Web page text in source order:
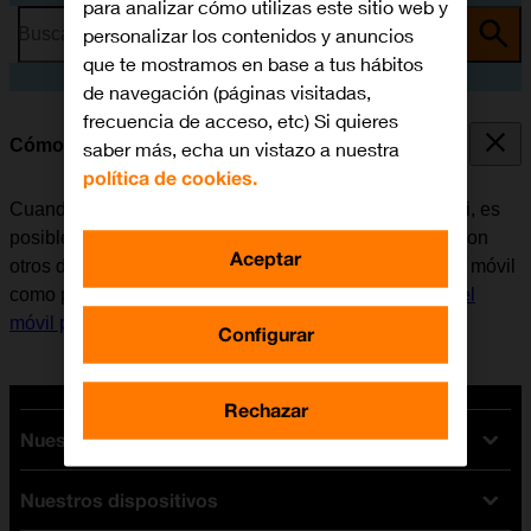
Busca por problema o tema
Cómo utilizar el móvil como punto de acceso Wi-Fi
Cuando se utiliza el móvil como punto de acceso Wi-Fi, es
posible compartir la conexión de internet del teléfono con
otros dispositivos a través de Wi-Fi. Antes de utilizar el móvil
como punto de acceso Wi-Fi, es necesario
configurar el
móvil para internet
Nuestras tarifas
Tarifas Orange
Nuestros dispositivos
para analizar cómo utilizas este sitio web y
personalizar los contenidos y anuncios
que te mostramos en base a tus hábitos
de navegación (páginas visitadas,
frecuencia de acceso, etc) Si quieres
saber más, echa un vistazo a nuestra
política de cookies.
Configurar
Rechazar
Aceptar